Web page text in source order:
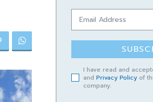
I have read and
and Privacy Policyof
company.